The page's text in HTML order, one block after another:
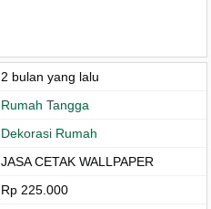
2 bulan yang lalu
Rumah Tangga
Dekorasi Rumah
JASA CETAK WALLPAPER
Rp 225.000